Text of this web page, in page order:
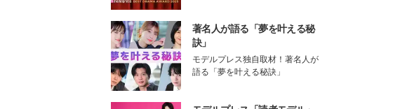
著名人が語る「夢を叶える秘
訣」
モデルプレス独自取材！著名人が
語る「夢を叶える秘訣」